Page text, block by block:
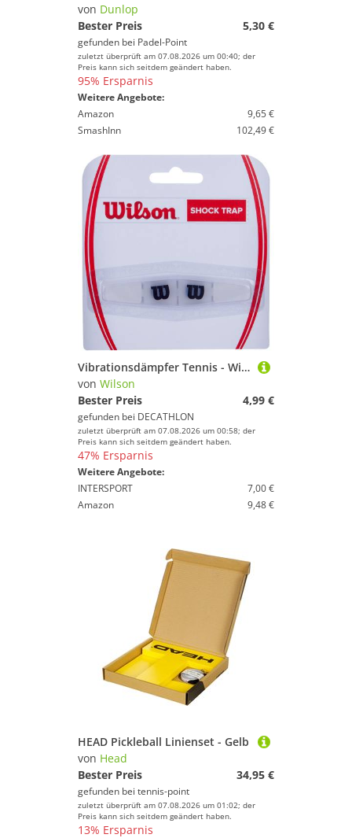
von Dunlop
Bester Preis
5,30 €
gefunden bei Padel-Point
zuletzt überprüft am 07.08.2026 um 00:40; der
Preis kann sich seitdem geändert haben.
95% Ersparnis
Weitere Angebote:
Amazon
9,65 €
SmashInn
102,49 €
Vibrationsdämpfer Tennis - Wilson Shock Trap Dampener
von Wilson
Bester Preis
4,99 €
gefunden bei DECATHLON
zuletzt überprüft am 07.08.2026 um 00:58; der
Preis kann sich seitdem geändert haben.
47% Ersparnis
Weitere Angebote:
INTERSPORT
7,00 €
Amazon
9,48 €
HEAD Pickleball Linienset - Gelb
von Head
Bester Preis
34,95 €
gefunden bei tennis-point
zuletzt überprüft am 07.08.2026 um 01:02; der
Preis kann sich seitdem geändert haben.
13% Ersparnis